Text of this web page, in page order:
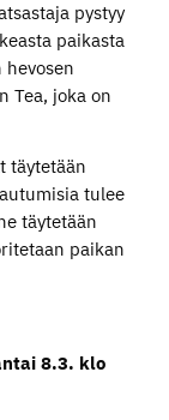
pystyy
paikasta
Tea, joka on
täytetään
tulee
täytetään
paikan
8.3. klo